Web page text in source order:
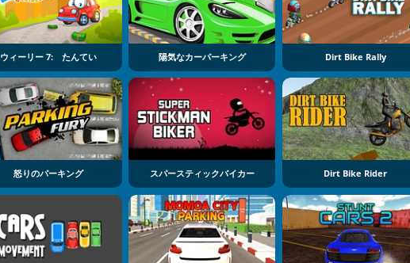
ウィーリー 7: たんてい 陽気なカーパーキング Dirt Bike Rally
怒りのパーキング スパースティックバイカー Dirt Bike Rider